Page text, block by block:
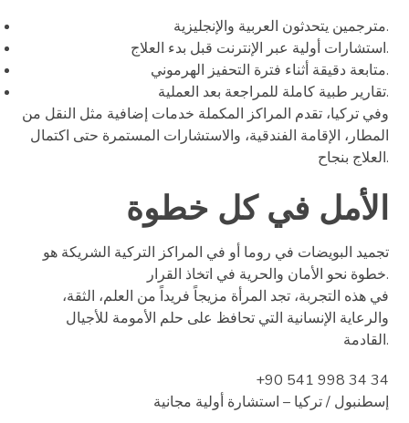
مترجمين يتحدثون العربية والإنجليزية.
استشارات أولية عبر الإنترنت قبل بدء العلاج.
متابعة دقيقة أثناء فترة التحفيز الهرموني.
تقارير طبية كاملة للمراجعة بعد العملية.
وفي تركيا، تقدم المراكز المكملة خدمات إضافية مثل النقل من
المطار، الإقامة الفندقية، والاستشارات المستمرة حتى اكتمال
العلاج بنجاح.
الأمل في كل خطوة
تجميد البويضات في روما أو في المراكز التركية الشريكة هو
خطوة نحو الأمان والحرية في اتخاذ القرار.
في هذه التجربة، تجد المرأة مزيجاً فريداً من العلم، الثقة،
والرعاية الإنسانية التي تحافظ على حلم الأمومة للأجيال
القادمة.
+90 541 998 34 34
إسطنبول / تركيا – استشارة أولية مجانية